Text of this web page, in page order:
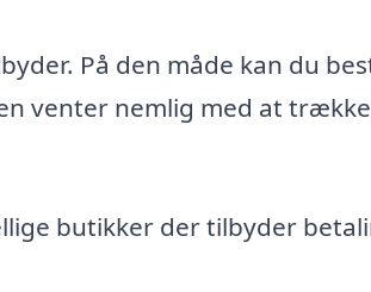
På den måde kan du
venter nemlig med at trække
butikker der tilbyder